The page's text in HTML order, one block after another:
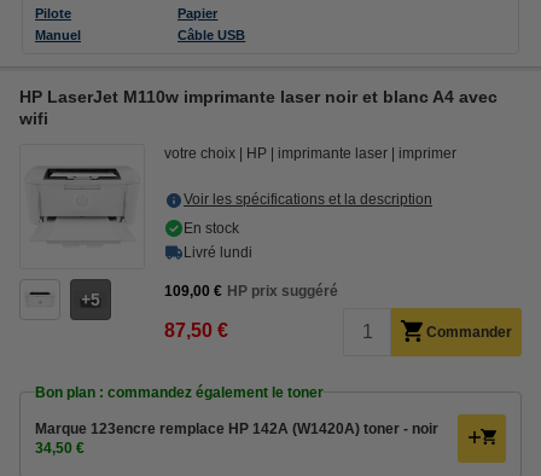
Pilote
Manuel
Papier
Câble USB
HP LaserJet M110w imprimante laser noir et blanc A4 avec
wifi
5
votre choix HP imprimante laser imprimer
Voir les spécifications et la description
En stock
Livré lundi
109,00 € HP prix suggéré
87,50 € Commander
Bon plan : commandez également le toner
Marque 123encre remplace HP 142A (W1420A) toner - noir
34,50 €